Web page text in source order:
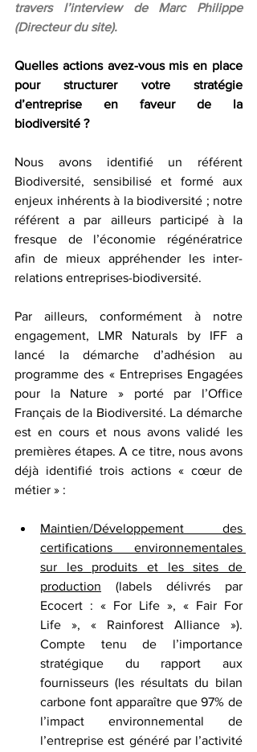
travers l’interview de Marc Philippe
(Directeur du site).
Quelles actions avez-vous mis en place
pour structurer votre stratégie
d’entreprise en faveur de la
biodiversité ?
Nous avons identifié un référent
Biodiversité, sensibilisé et formé aux
enjeux inhérents à la biodiversité ; notre
référent a par ailleurs participé à la
fresque de l’économie régénératrice
afin de mieux appréhender les inter-
relations entreprises-biodiversité.
Par ailleurs, conformément à notre
engagement, LMR Naturals by IFF a
lancé la démarche d’adhésion au
programme des « Entreprises Engagées
pour la Nature » porté par l’Office
Français de la Biodiversité. La démarche
est en cours et nous avons validé les
premières étapes. A ce titre, nous avons
déjà identifié trois actions « cœur de
métier » :
Maintien/Développement des
certifications environnementales
sur les produits et les sites de
production (labels délivrés par
Ecocert : « For Life », « Fair For
Life », « Rainforest Alliance »).
Compte tenu de l’importance
stratégique du rapport aux
fournisseurs (les résultats du bilan
carbone font apparaître que 97% de
l’impact environnemental de
l’entreprise est généré par l’activité